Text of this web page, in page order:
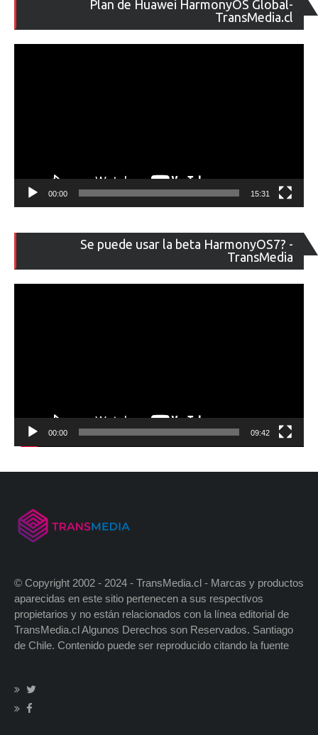
Plan de Huawei HarmonyOS Global-
TransMedia.cl
de
00:00 15:31
Se puede usar la beta HarmonyOS7? -
TransMedia
de
00:00 09:42
© Copyright 2002 - 2024 - TransMedia.cl - Marcas y productos
aparecidas en este sitio pertenecen a sus respectivos
propietarios y no están relacionados con la línea editorial de
TransMedia.cl Algunos Derechos son Reservados. Santiago
de Chile. Contenido puede ser reproducido citando la fuente